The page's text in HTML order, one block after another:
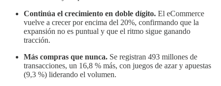
Continúa el crecimiento en doble dígito. El eCommerce
vuelve a crecer por encima del 20%, confirmando que la
expansión no es puntual y que el ritmo sigue ganando
tracción.
Más compras que nunca. Se registran 493 millones de
transacciones, un 16,8 % más, con juegos de azar y apuestas
(9,3 %) liderando el volumen.